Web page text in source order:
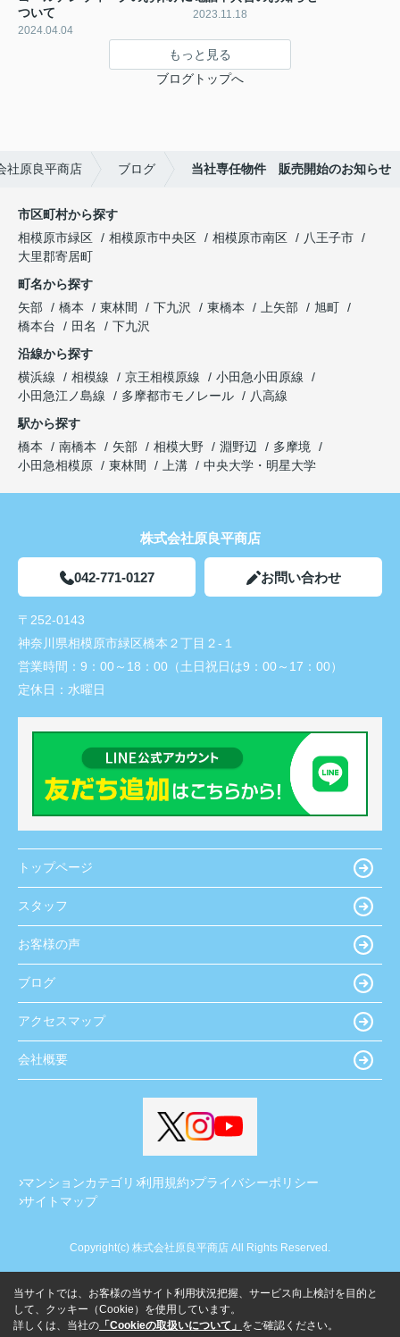
ついて
2024.04.04
2023.11.18
もっと見る
ブログトップへ
社原良平商店 ブログ 当社専任物件 販売開始のお知らせ
市区町村から探す
相模原市緑区
相模原市中央区 相模原市南区
八王子市
大里郡寄居町
町名から探す
矢部
橋本 東林間 下九沢 東橋本 上矢部
旭町
橋本台
田名
下九沢
沿線から探す
横浜線
相模線 京王相模原線
小田急小田原線
小田急江ノ島線
多摩都市モノレール
八高線
駅から探す
橋本
南橋本 矢部 相模大野 淵野辺
多摩境
小田急相模原
東林間 上溝 中央大学・明星大学
株式会社原良平商店
042-771-0127 お問い合わせ
〒252-0143
神奈川県相模原市緑区橋本２丁目２-１
営業時間： 9：00～18：00（土日祝日は9：00～17：00）
定休日： 水曜日
トップページ
スタッフ
お客様の声
ブログ
アクセスマップ
会社概要
マンションカテゴリ 利用規約 プライバシーポリシー
サイトマップ
Copyright(c) 株式会社原良平商店 All Rights Reserved.
当サイトでは、お客様の当サイト利用状況把握、サービス向上検討を目的と
して、クッキー（Cookie）を使用しています。
詳しくは、当社の 「Cookieの取扱いについて」 をご確認ください。